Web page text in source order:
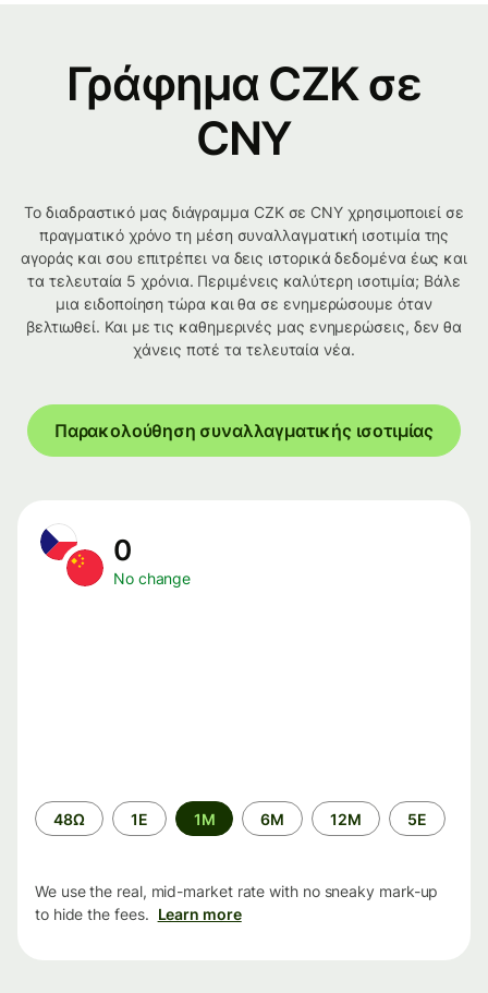
Γράφημα CZK σε
CNY
Το διαδραστικό μας διάγραμμα CZK σε CNY χρησιμοποιεί σε
πραγματικό χρόνο τη μέση συναλλαγματική ισοτιμία της
αγοράς και σου επιτρέπει να δεις ιστορικά δεδομένα έως και
τα τελευταία 5 χρόνια. Περιμένεις καλύτερη ισοτιμία; Βάλε
μια ειδοποίηση τώρα και θα σε ενημερώσουμε όταν
βελτιωθεί. Και με τις καθημερινές μας ενημερώσεις, δεν θα
χάνεις ποτέ τα τελευταία νέα.
Παρακολούθηση συναλλαγματικής ισοτιμίας
0
No change
Time
period
48Ω 1Ε 1M 6M 12M 5Ε
We use the real, mid-market rate with no sneaky mark-up
to hide the fees. Learn more